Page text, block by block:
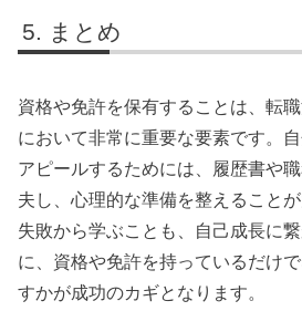
まとめ
資格や免許を保有することは、転
において非常に重要な要素です。
アピールするためには、履歴書や
夫し、心理的な準備を整えること
失敗から学ぶことも、自己成長に
に、資格や免許を持っているだけ
すかが成功のカギとなります。